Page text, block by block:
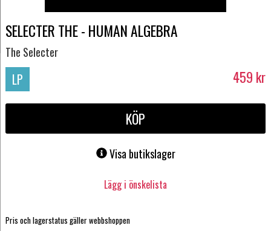
SELECTER THE - HUMAN ALGEBRA
The Selecter
LP 459 kr
KÖP
Visa butikslager
Lägg i önskelista
Pris och lagerstatus gäller webbshoppen